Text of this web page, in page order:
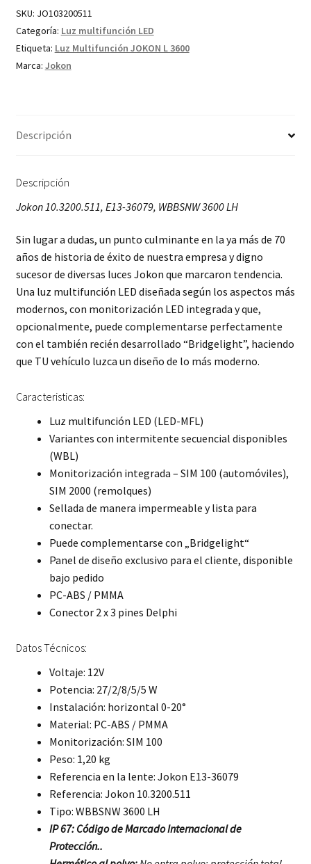
SKU: JO103200511
Categoría: Luz multifunción LED
Etiqueta: Luz Multifunción JOKON L 3600
Marca: Jokon
Descripción
Descripción
Jokon 10.3200.511, E13-36079, WBBSNW 3600 LH
Sin lugar a dudas, un punto culminante en la ya más de 70
años de historia de éxito de nuestra empresa y digno
sucesor de diversas luces Jokon que marcaron tendencia.
Una luz multifunción LED diseñada según los aspectos más
modernos, con monitorización LED integrada y que,
opcionalmente, puede complementarse perfectamente
con el también recién desarrollado “Bridgelight”, haciendo
que TU vehículo luzca un diseño de lo más moderno.
Caracteristicas:
Luz multifunción LED (LED-MFL)
Variantes con intermitente secuencial disponibles
(WBL)
Monitorización integrada – SIM 100 (automóviles),
SIM 2000 (remolques)
Sellada de manera impermeable y lista para
conectar.
Puede complementarse con „Bridgelight“
Panel de diseño exclusivo para el cliente, disponible
bajo pedido
PC-ABS / PMMA
Conector 2 x 3 pines Delphi
Datos Técnicos:
Voltaje: 12V
Potencia: 27/2/8/5/5 W
Instalación: horizontal 0-20°
Material: PC-ABS / PMMA
Monitorización: SIM 100
Peso: 1,20 kg
Referencia en la lente: Jokon E13-36079
Referencia: Jokon 10.3200.511
Tipo: WBBSNW 3600 LH
IP 67: Código de Marcado Internacional de
Protección..